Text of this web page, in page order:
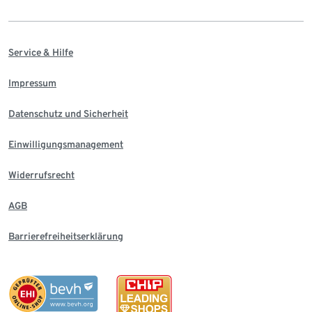
Service & Hilfe
Impressum
Datenschutz und Sicherheit
Einwilligungsmanagement
Widerrufsrecht
AGB
Barrierefreiheitserklärung